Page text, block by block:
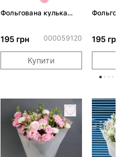
Фольгована кулька
195 грн 000059120
Купити
195 грн